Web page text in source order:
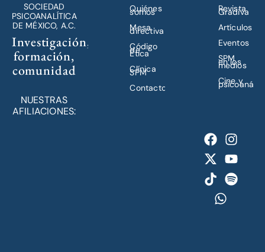
SOCIEDAD
PSICOANALÍTICA
DE MÉXICO, A.C.
Investigación,
formación,
comunidad
NUESTRAS
AFILIACIONES:
Quiénes
somos
Mesa
directiva
Código
de
Ética
Clínica
SPM
Contacto
Revista
Gradiva
Artículos
Eventos
SPM
en los
medios
Cine y